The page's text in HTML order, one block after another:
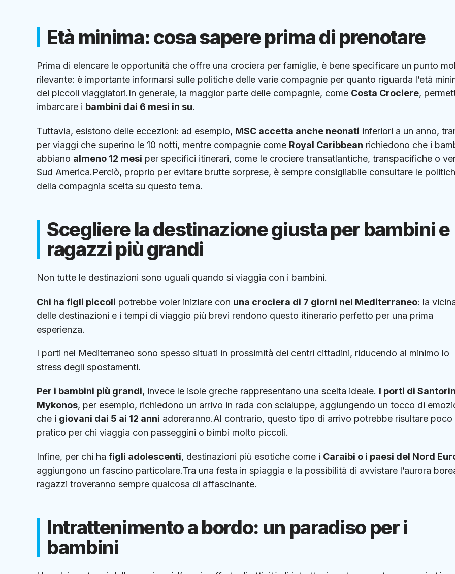
Età minima: cosa sapere prima di prenotare
Prima di elencare le opportunità che offre una crociera per famiglie, è bene specificare un punto
rilevante: è importante informarsi sulle politiche delle varie compagnie per quanto riguarda l’età
dei piccoli viaggiatori.In generale, la maggior parte delle compagnie, come Costa Crociere,
imbarcare i bambini dai 6 mesi in su.
Tuttavia, esistono delle eccezioni: ad esempio, MSC accetta anche neonati inferiori a un anno,
per viaggi che superino le 10 notti, mentre compagnie come Royal Caribbean richiedono che i
abbiano almeno 12 mesi per specifici itinerari, come le crociere transatlantiche, transpacifiche o
Sud America.Perciò, proprio per evitare brutte sorprese, è sempre consigliabile consultare le
della compagnia scelta su questo tema.
Scegliere la destinazione giusta per bambini e
ragazzi più grandi
Non tutte le destinazioni sono uguali quando si viaggia con i bambini.
Chi ha figli piccoli potrebbe voler iniziare con una crociera di 7 giorni nel Mediterraneo: la
delle destinazioni e i tempi di viaggio più brevi rendono questo itinerario perfetto per una prima
esperienza.
I porti nel Mediterraneo sono spesso situati in prossimità dei centri cittadini, riducendo al minimo lo
stress degli spostamenti.
Per i bambini più grandi, invece le isole greche rappresentano una scelta ideale. I porti di
Mykonos, per esempio, richiedono un arrivo in rada con scialuppe, aggiungendo un tocco di
che i giovani dai 5 ai 12 anni adoreranno.Al contrario, questo tipo di arrivo potrebbe risultare poco
pratico per chi viaggia con passeggini o bimbi molto piccoli.
Infine, per chi ha figli adolescenti, destinazioni più esotiche come i Caraibi o i paesi del Nord
aggiungono un fascino particolare.Tra una festa in spiaggia e la possibilità di avvistare l’aurora
ragazzi troveranno sempre qualcosa di affascinante.
Intrattenimento a bordo: un paradiso per i
bambini